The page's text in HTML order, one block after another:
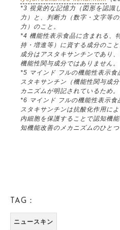
*3 視覚的な記憶力（図形を認識
力）と、判断力（数字・文字等
力）のこと。
*4 機能性表示食品に含まれる、
持・増進等）に資する成分のこ
成分はアスタキサンチンであり
機能性関与成分ではありません。
*5 マインド フルの機能性表示食
スタキサンチン（機能性関与成
カニズムが明記されているため。
*6 マインド フルの機能性表示食
スタキサンチンは抗酸化作用に
内細胞を保護することで認知機
知機能改善のメカニズムのひと
TAG：
ニュースキン